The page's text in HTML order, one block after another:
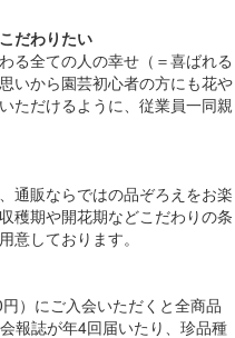
だわりたい
る全ての人の幸せ（＝喜ばれる
いから園芸初心者の方にも花や
ただけるように、従業員一同親
通販ならではの品ぞろえをお楽
穫期や開花期などこだわりの条
意しております。
）にご入会いただくと全商品
報誌が年4回届いたり、珍品種